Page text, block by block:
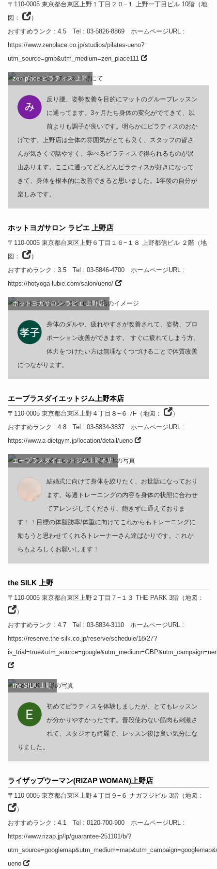
〒110-0005 東京都台東区上野１丁目２０−１ 上野一丁目ビル 10階（地
図：
）
おすすめランク : 4.5 Tel : 03-5826-8869 ホームページURL:
https://www.zenplace.co.jp/studios/pilates-ueno?
utm_source=gmb&utm_medium=zen_place111
zen place ピラティス 上野
反り腰、姿勢改善を目的にマットのグループレッスン
に通ってます。3ヶ月たち身体の変化がでてきて、以
前よりも調子が良いです。明らかにピラティスのおか
げです。上野店は全体の雰囲気がとても良く、スタッフの皆さ
んが気さくで話やすく、学べるピラティスで得られるものが沢
山あります。ここに通ってどんどんピラティスが好きになって
きて、身体を根本的に改善できると思いました。1年後の自分が
楽しみです。
ホットヨガサロン ラビエ 上野店
〒110-0005 東京都台東区上野６丁目１６−１８ 上野都信ビル ２階（地
図：
）
おすすめランク : 3.5 Tel : 03-5846-4700 ホームページURL:
https://hotyoga-lubie.com/salon/ueno/
ホットヨガサロン ラビエ 上野店
身体のダルや、疲れやすさが改善されて、姿勢、プロ
ポーション改善ができます。 すぐに疲れてしまう方、
体力をつけたい方は無理なくつづけることで体質改善
につながります。
エープラスダイエットジム上野本店
〒110-0005 東京都台東区上野４丁目８−６ 7F（地図：
）
おすすめランク : 4.8 Tel : 03-5834-3837 ホームページURL:
https://www.a-dietgym.jp/location/detail/ueno
エープラスダイエットジム上野本店
結婚式に向けて身体を絞りたく、お世話になっており
ます。毎週トレーニングの内容を身体の状態に合わせ
てアレンジしてくださり、飽きずに通えておりま
す！！目標の体脂肪率/体重に向けてこれからもトレーニングに
励もうと思わせてくれるトレーナーさん達ばかりです。これか
らもよろしくお願いします！
the SILK 上野
〒110-0005 東京都台東区上野２丁目７−１３ THE PARK 3階（地図：
）
おすすめランク : 4.7 Tel : 03-5834-3110 ホームページURL:
https://reserve.the-silk.co.jp/reserve/schedule/18/27?
the SILK 上野
初めてピラティスを体験しましたが、とてもレッスン
が分かりやすかったです。普段使わない筋肉も刺激さ
れて、スタジオも綺麗で、レッスン後は良い気分にな
りました。
ライザップウーマン(RIZAP WOMAN)上野店
〒110-0005 東京都台東区上野４丁目９−６ ナガフジビル 3階（地図：
）
おすすめランク : 4.1 Tel : 0120-700-900 ホームページURL:
https://www.rizap.jp/lp/guarantee-251101/b/?
ueno